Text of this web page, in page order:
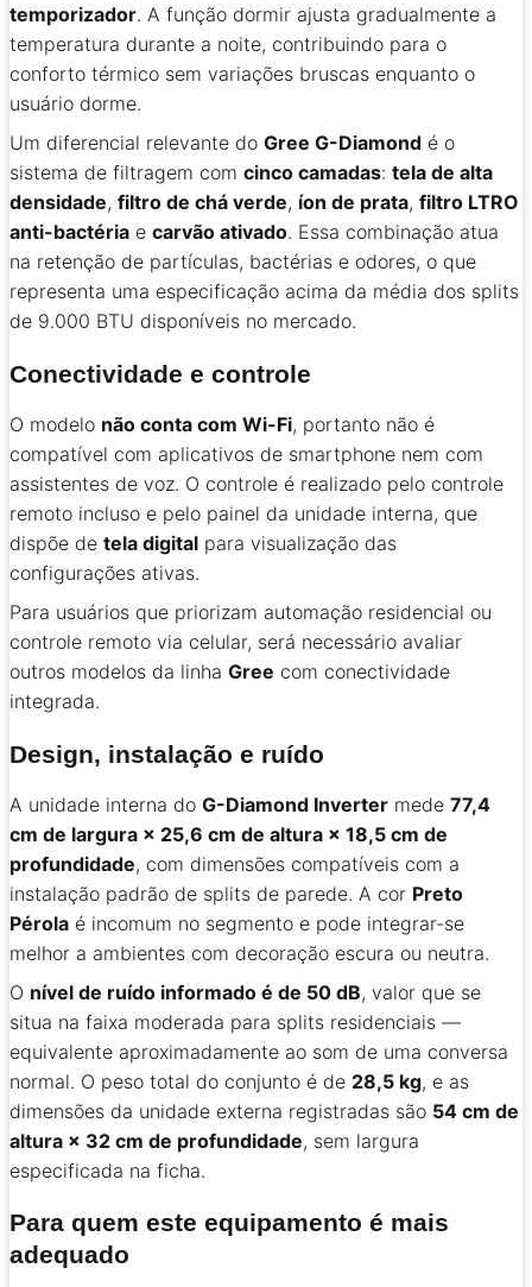
temporizador. A função dormir ajusta gradualmente a
temperatura durante a noite, contribuindo para o
conforto térmico sem variações bruscas enquanto o
usuário dorme.
Um diferencial relevante do Gree G-Diamond é o
sistema de filtragem com cinco camadas: tela de alta
densidade, filtro de chá verde, íon de prata, filtro LTRO
anti-bactéria e carvão ativado. Essa combinação atua
na retenção de partículas, bactérias e odores, o que
representa uma especificação acima da média dos splits
de 9.000 BTU disponíveis no mercado.
Conectividade e controle
O modelo não conta com Wi-Fi, portanto não é
compatível com aplicativos de smartphone nem com
assistentes de voz. O controle é realizado pelo controle
remoto incluso e pelo painel da unidade interna, que
dispõe de tela digital para visualização das
configurações ativas.
Para usuários que priorizam automação residencial ou
controle remoto via celular, será necessário avaliar
outros modelos da linha Gree com conectividade
integrada.
Design, instalação e ruído
A unidade interna do G-Diamond Inverter mede 77,4
cm de largura × 25,6 cm de altura × 18,5 cm de
profundidade, com dimensões compatíveis com a
instalação padrão de splits de parede. A cor Preto
Pérola é incomum no segmento e pode integrar-se
melhor a ambientes com decoração escura ou neutra.
O nível de ruído informado é de 50 dB, valor que se
situa na faixa moderada para splits residenciais —
equivalente aproximadamente ao som de uma conversa
normal. O peso total do conjunto é de 28,5 kg, e as
dimensões da unidade externa registradas são 54 cm de
altura × 32 cm de profundidade, sem largura
especificada na ficha.
Para quem este equipamento é mais
adequado